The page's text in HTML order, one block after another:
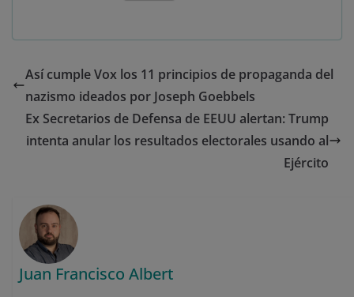
Así cumple Vox los 11 principios de propaganda del
nazismo ideados por Joseph Goebbels
Ex Secretarios de Defensa de EEUU alertan: Trump
intenta anular los resultados electorales usando al
Ejército
Juan Francisco Albert